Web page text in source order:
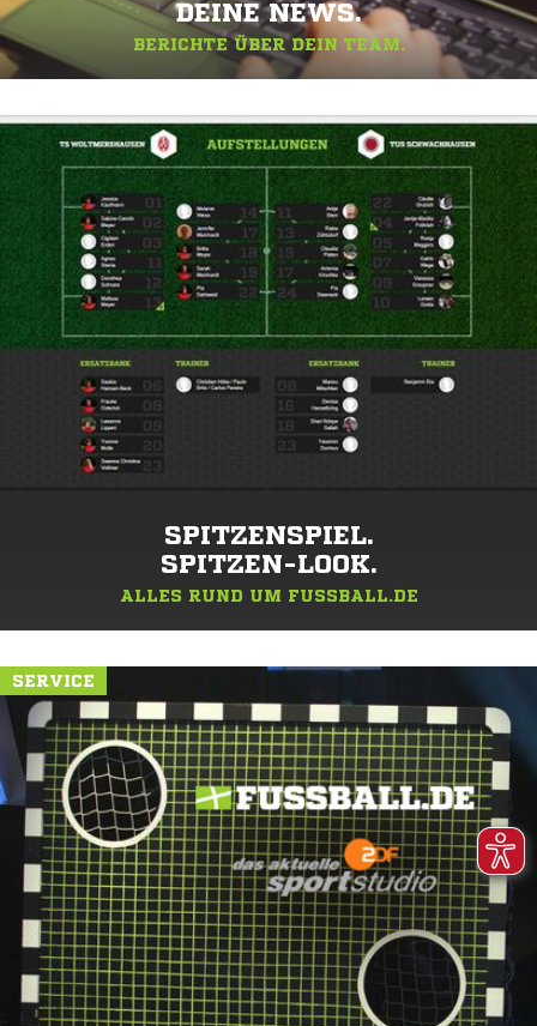
DEINE NEWS.
BERICHTE ÜBER DEIN TEAM.
SPITZENSPIEL.
SPITZEN-LOOK.
ALLES RUND UM FUSSBALL.DE
SERVICE